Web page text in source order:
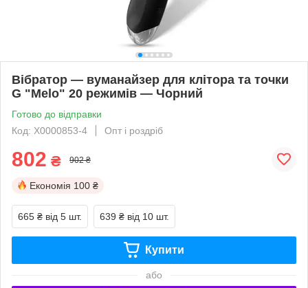
Вібратор — вуманайзер для клітора та точки
G "Melo" 20 режимів — Чорний
Готово до відправки
Код: X0000853-4
Опт і роздріб
802 ₴ 902 ₴
Економія 100 ₴
665 ₴ від 5 шт. 639 ₴ від 10 шт.
Купити
або